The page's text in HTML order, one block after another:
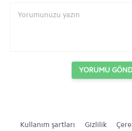
YORUMU
Kullanım şartları Gizlilik